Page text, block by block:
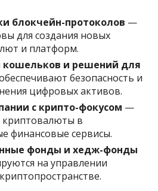
блокчейн-протоколов —
для создания новых
и платформ.
кошельков и решений для
безопасность и
цифровых активов.
с крипто-фокусом —
криптовалюты в
финансовые сервисы.
фонды и хедж-фонды
на управлении